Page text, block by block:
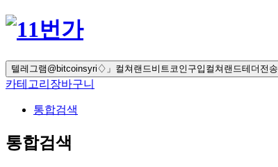
텔레그램@bitcoinsyri♢」컬쳐랜드비트코인구입컬쳐랜드테더전송
카테고리 장바구니
통합검색
통합검색